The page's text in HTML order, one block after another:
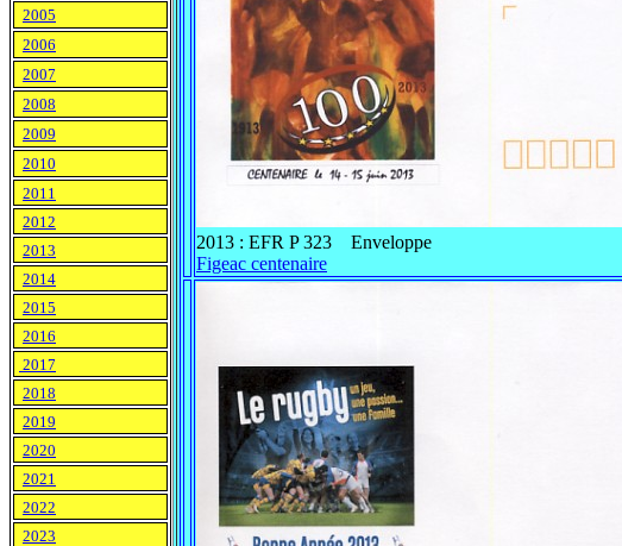
2013 : EFR P 323 Enveloppe
Figeac centenaire
2005
2006
2007
2008
2009
2010
2011
2012
2013
2014
2015
2016
2017
2018
2019
2020
2021
2022
2023